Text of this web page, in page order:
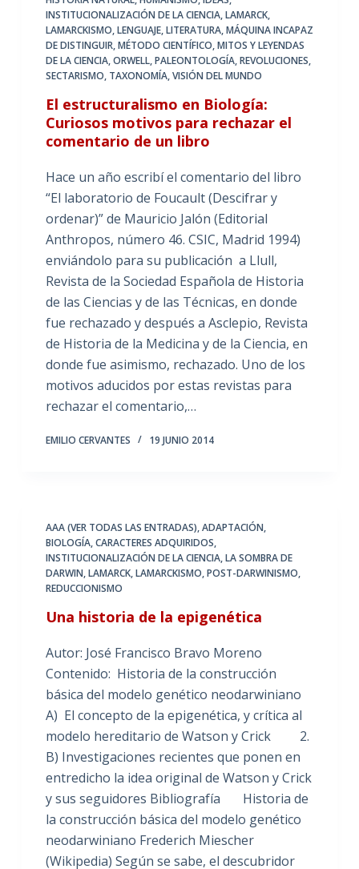
INSTITUCIONALIZACIÓN DE LA CIENCIA,LAMARCK,
LAMARCKISMO,LENGUAJE,LITERATURA,MÁQUINA INCAPAZ
DE DISTINGUIR,MÉTODO CIENTÍFICO,MITOS Y LEYENDAS
DE LA CIENCIA,ORWELL,PALEONTOLOGÍA,REVOLUCIONES,
SECTARISMO, TAXONOMÍA,VISIÓN DEL MUNDO
El estructuralismo en Biología:
Curiosos motivos para rechazar el
comentario de un libro
Hace un año escribí el comentario del libro
“El laboratorio de Foucault (Descifrar y
ordenar)” de Mauricio Jalón (Editorial
Anthropos, número 46. CSIC, Madrid 1994)
enviándolo para su publicación a Llull,
Revista de la Sociedad Española de Historia
de las Ciencias y de las Técnicas, en donde
fue rechazado y después a Asclepio, Revista
de Historia de la Medicina y de la Ciencia, en
donde fue asimismo, rechazado. Uno de los
motivos aducidos por estas revistas para
rechazar el comentario,…
EMILIO CERVANTES 19 JUNIO 2014
AAA (VER TODAS LAS ENTRADAS),ADAPTACIÓN,
BIOLOGÍA,CARACTERES ADQUIRIDOS,
INSTITUCIONALIZACIÓN DE LA CIENCIA,LA SOMBRA DE
DARWIN,LAMARCK,LAMARCKISMO,POST-DARWINISMO,
REDUCCIONISMO
Una historia de la epigenética
Autor: José Francisco Bravo Moreno
Contenido: Historia de la construcción
básica del modelo genético neodarwiniano
A) El concepto de la epigenética, y crítica al
modelo hereditario de Watson y Crick 2.
B) Investigaciones recientes que ponen en
entredicho la idea original de Watson y Crick
y sus seguidores Bibliografía Historia de
la construcción básica del modelo genético
neodarwiniano Frederich Miescher
(Wikipedia) Según se sabe, el descubridor